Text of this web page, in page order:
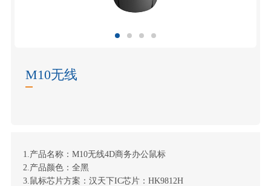
M10无线
1.产品名称：M10无线4D商务办公鼠标
2.产品颜色：全黑
3.鼠标芯片方案：汉天下IC芯片：HK9812H